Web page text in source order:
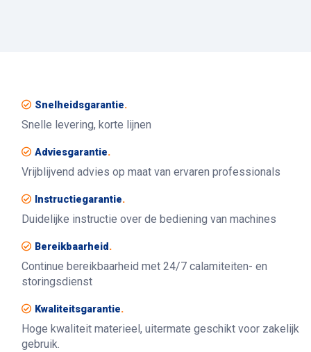
Snelheidsgarantie.
Snelle levering, korte lijnen
Adviesgarantie.
Vrijblijvend advies op maat van ervaren professionals
Instructiegarantie.
Duidelijke instructie over de bediening van machines
Bereikbaarheid .
Continue bereikbaarheid met 24/7 calamiteiten- en
storingsdienst
Kwaliteitsgarantie.
Hoge kwaliteit materieel, uitermate geschikt voor zakelijk
gebruik.